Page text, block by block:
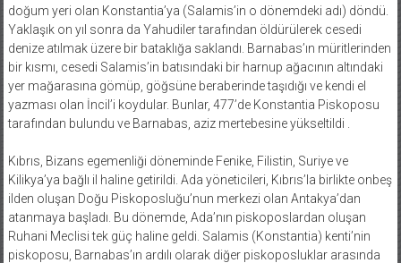
doğum yeri olan Konstantia’ya (Salamis’in o dönemdeki adı) döndü.
Yaklaşık on yıl sonra da Yahudiler tarafından öldürülerek cesedi
denize atılmak üzere bir bataklığa saklandı. Barnabas’ın müritlerinden
bir kısmı, cesedi Salamis’in batısındaki bir harnup ağacının altındaki
yer mağarasına gömüp, göğsüne beraberinde taşıdığı ve kendi el
yazması olan İncil’i koydular. Bunlar, 477’de Konstantia Piskoposu
tarafından bulundu ve Barnabas, aziz mertebesine yükseltildi .
Kıbrıs, Bizans egemenliği döneminde Fenike, Filistin, Suriye ve
Kilikya’ya bağlı il haline getirildi. Ada yöneticileri, Kıbrıs’la birlikte onbeş
ilden oluşan Doğu Piskoposluğu’nun merkezi olan Antakya’dan
atanmaya başladı. Bu dönemde, Ada’nın piskoposlardan oluşan
Ruhani Meclisi tek güç haline geldi. Salamis (Konstantia) kenti’nin
piskoposu, Barnabas’ın ardılı olarak diğer piskoposluklar arasında